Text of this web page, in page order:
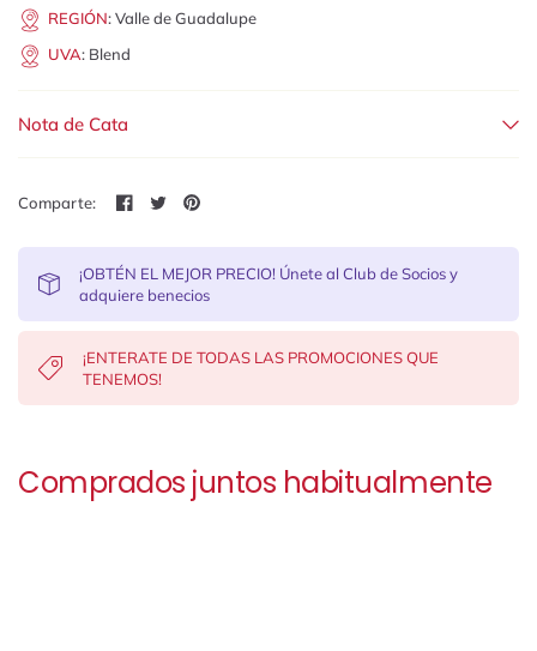
REGIÓN:Valle de Guadalupe
UVA: Blend
Nota de Cata
Comparte:
¡OBTÉN EL MEJOR PRECIO! Únete al Club de Socios y
adquiere benecios
¡ENTERATE DE TODAS LAS PROMOCIONES QUE
TENEMOS!
Comprados juntos habitualmente